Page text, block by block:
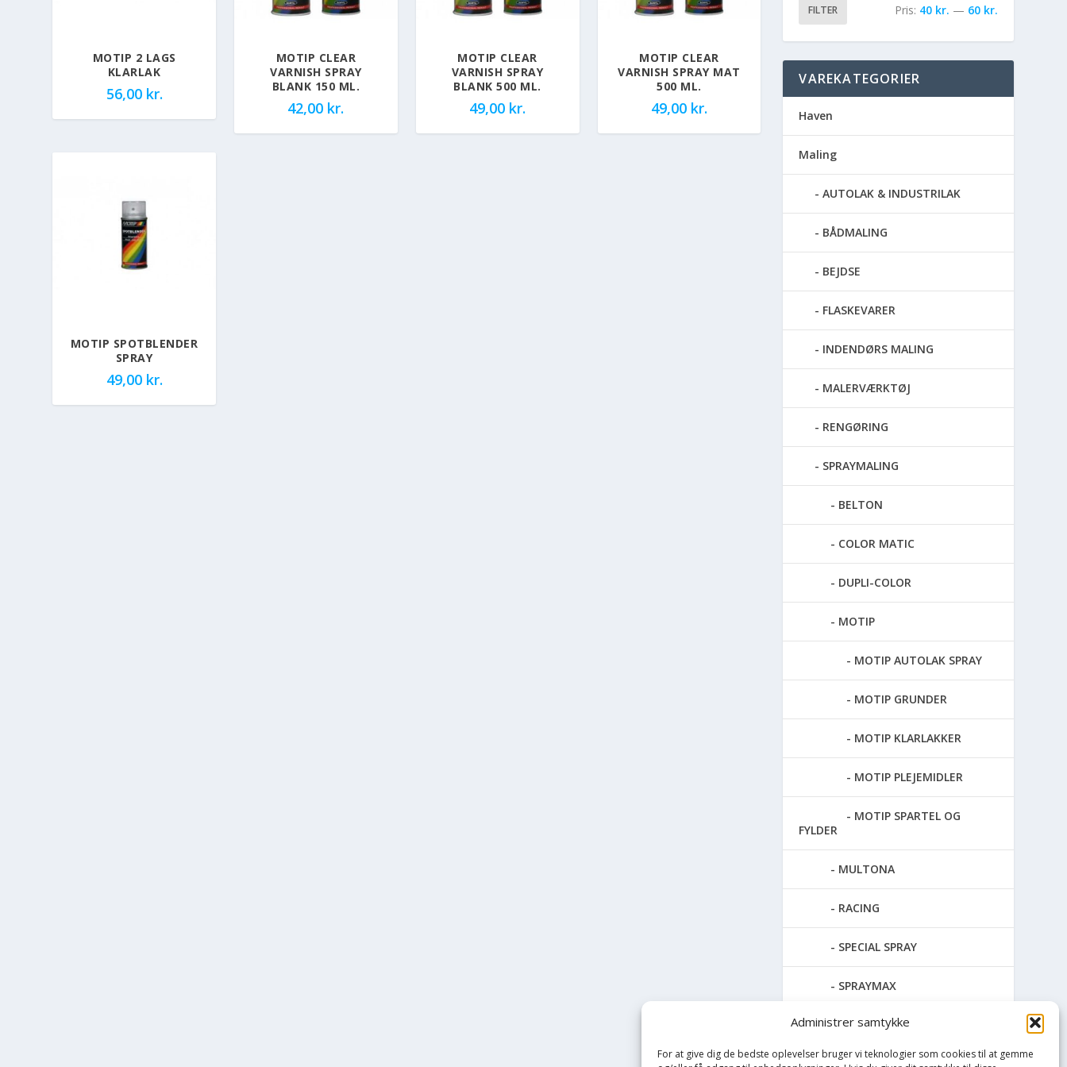
Administrer samtykke
For at give dig de bedste oplevelser bruger vi teknologier som cookies til at gemme
MOTIP 2 LAGS
KLARLAK
56,00 kr.
MOTIP CLEAR
VARNISH SPRAY
BLANK 150 ML.
42,00 kr.
MOTIP CLEAR
VARNISH SPRAY
BLANK 500 ML.
49,00 kr.
MOTIP CLEAR
VARNISH SPRAY MAT
500 ML.
49,00 kr.
MOTIP SPOTBLENDER
SPRAY
49,00 kr.
FILTER Pris: 40 kr. — 60 kr.
VAREKATEGORIER
Haven
Maling
AUTOLAK & INDUSTRILAK
BÅDMALING
BEJDSE
FLASKEVARER
INDENDØRS MALING
MALERVÆRKTØJ
RENGØRING
SPRAYMALING
BELTON
COLOR MATIC
DUPLI-COLOR
MOTIP
MOTIP AUTOLAK SPRAY
MOTIP GRUNDER
MOTIP KLARLAKKER
MOTIP PLEJEMIDLER
MOTIP SPARTEL OG
FYLDER
MULTONA
RACING
SPECIAL SPRAY
SPRAYMAX
TAPET & FILT
UDENDØRS MALING